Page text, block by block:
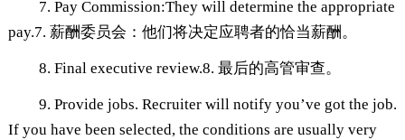
7. Pay Commission:They will determine the appropriate
pay.7. 薪酬委员会：他们将决定应聘者的恰当薪酬。
8. Final executive review.8. 最后的高管审查。
9. Provide jobs. Recruiter will notify you’ve got the job.
If you have been selected, the conditions are usually very